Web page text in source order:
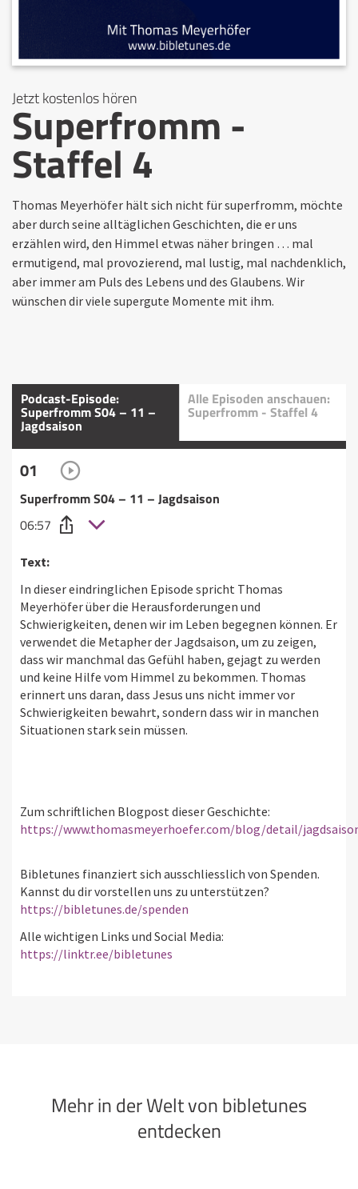
Jetzt kostenlos hören
Superfromm -
Staffel 4
Thomas Meyerhöfer hält sich nicht für superfromm, möchte
aber durch seine alltäglichen Geschichten, die er uns
erzählen wird, den Himmel etwas näher bringen … mal
ermutigend, mal provozierend, mal lustig, mal nachdenklich,
aber immer am Puls des Lebens und des Glaubens. Wir
wünschen dir viele supergute Momente mit ihm.
Podcast-Episode:
Superfromm S04 – 11 –
Jagdsaison
Alle Episoden anschauen:
Superfromm - Staffel 4
01
Superfromm S04 – 11 – Jagdsaison
06:57
Text:
In dieser eindringlichen Episode spricht Thomas
Meyerhöfer über die Herausforderungen und
Schwierigkeiten, denen wir im Leben begegnen können. Er
verwendet die Metapher der Jagdsaison, um zu zeigen,
dass wir manchmal das Gefühl haben, gejagt zu werden
und keine Hilfe vom Himmel zu bekommen. Thomas
erinnert uns daran, dass Jesus uns nicht immer vor
Schwierigkeiten bewahrt, sondern dass wir in manchen
Situationen stark sein müssen.
Zum schriftlichen Blogpost dieser Geschichte:
https://www.thomasmeyerhoefer.com/blog/detail/
Bibletunes finanziert sich ausschliesslich von Spenden.
Kannst du dir vorstellen uns zu unterstützen?
https://bibletunes.de/spenden
Alle wichtigen Links und Social Media:
https://linktr.ee/bibletunes
Mehr in der Welt von bibletunes
entdecken